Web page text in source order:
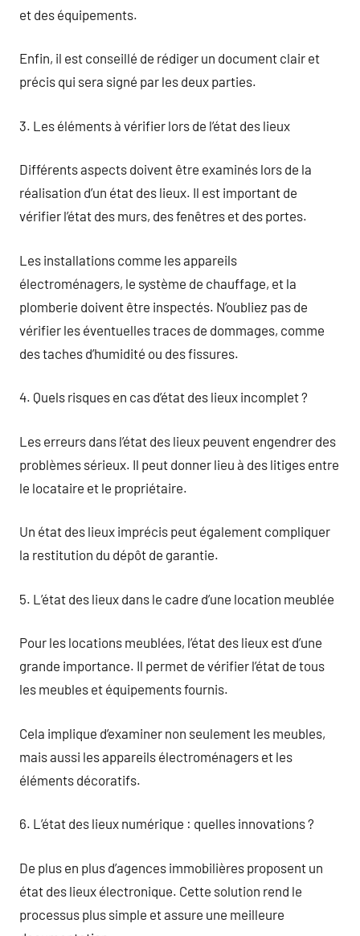
et des équipements.
Enfin, il est conseillé de rédiger un document clair et
précis qui sera signé par les deux parties.
3. Les éléments à vérifier lors de l’état des lieux
Différents aspects doivent être examinés lors de la
réalisation d’un état des lieux. Il est important de
vérifier l’état des murs, des fenêtres et des portes.
Les installations comme les appareils
électroménagers, le système de chauffage, et la
plomberie doivent être inspectés. N’oubliez pas de
vérifier les éventuelles traces de dommages, comme
des taches d’humidité ou des fissures.
4. Quels risques en cas d’état des lieux incomplet ?
Les erreurs dans l’état des lieux peuvent engendrer des
problèmes sérieux. Il peut donner lieu à des litiges entre
le locataire et le propriétaire.
Un état des lieux imprécis peut également compliquer
la restitution du dépôt de garantie.
5. L’état des lieux dans le cadre d’une location meublée
Pour les locations meublées, l’état des lieux est d’une
grande importance. Il permet de vérifier l’état de tous
les meubles et équipements fournis.
Cela implique d’examiner non seulement les meubles,
mais aussi les appareils électroménagers et les
éléments décoratifs.
6. L’état des lieux numérique : quelles innovations ?
De plus en plus d’agences immobilières proposent un
état des lieux électronique. Cette solution rend le
processus plus simple et assure une meilleure